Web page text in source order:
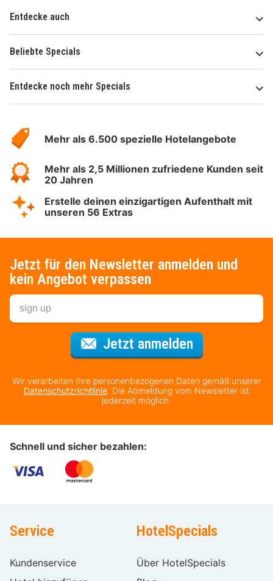
Entdecke auch
Beliebte Specials
Entdecke noch mehr Specials
Hotelspecials
Mehr als 6.500 spezielle Hotelangebote
Mehr als 2,5 Millionen zufriedene Kunden seit
20 Jahren
Erstelle deinen einzigartigen Aufenthalt mit
unseren 56 Extras
Jetzt für den Newsletter anmelden und
kein Angebot verpassen
Jetzt anmeldenFür den
Wir verarbeiten Ihre personenbezogenen Daten gemäß unserer
Datenschutzrichtlinie. Die Abmeldung vom Newsletter ist
jederzeit möglich.
Schnell und sicher bezahlen:
Service
Kundenservice
HotelSpecials
Über HotelSpecials